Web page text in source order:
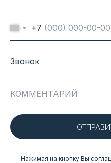
+7
Нажимая на кнопку Вы